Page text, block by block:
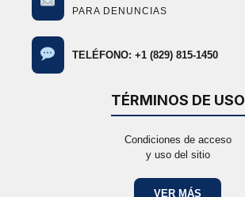
PARA DENUNCIAS
TELÉFONO: +1 (829) 815-1450
TÉRMINOS DE USO
Condiciones de acceso
y uso del sitio
VER MÁS